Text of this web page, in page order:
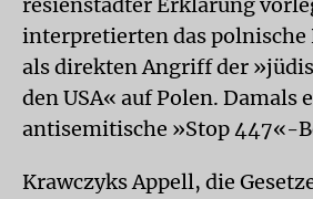
interpretierten das polnische
als direkten Angriff der
den USA« auf Polen. Damals
antisemitische »Stop 447«-
Krawczyks Appell, die